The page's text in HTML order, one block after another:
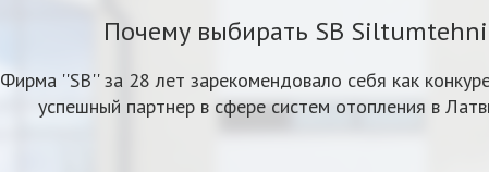
Почему выбирать SB
Фирма ''SB'' за 28 лет зарекомендовало себя как
успешный партнер в сфере систем отопления в